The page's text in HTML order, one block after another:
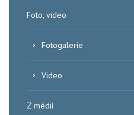
Foto, video
Fotogalerie
Video
Z médií